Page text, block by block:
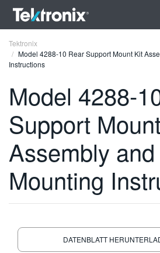
FRANÇAIS
DEUTSCH
VIỆT NAM
简体中文
日本語
한국어
Tektronix
Model 4288-10 Rear Support Mount Kit
Instructions
Model 4288-
Support
Assembly and
Mounting
DATENBLATT